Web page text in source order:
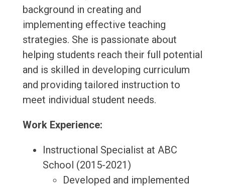
background in creating and
implementing effective teaching
strategies. She is passionate about
helping students reach their full potential
and is skilled in developing curriculum
and providing tailored instruction to
meet individual student needs.
Work Experience:
Instructional Specialist at ABC
School (2015-2021)
Developed and implemented